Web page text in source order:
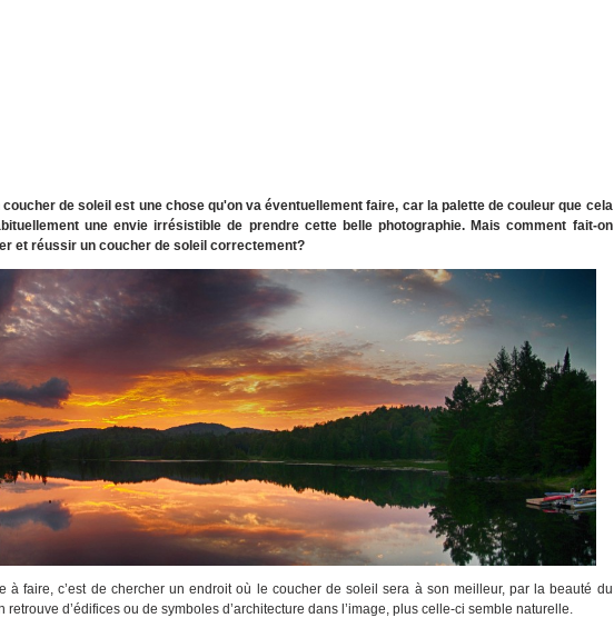
de soleil est une chose qu'on va éventuellement faire, car la palette de couleur que cela
une envie irrésistible de prendre cette belle photographie. Mais comment fait-on
et réussir un coucher de soleil correctement?
à faire, c’est de chercher un endroit où le coucher de soleil sera à son meilleur, par la beauté du
retrouve d’édifices ou de symboles d’architecture dans l’image, plus celle-ci semble naturelle.